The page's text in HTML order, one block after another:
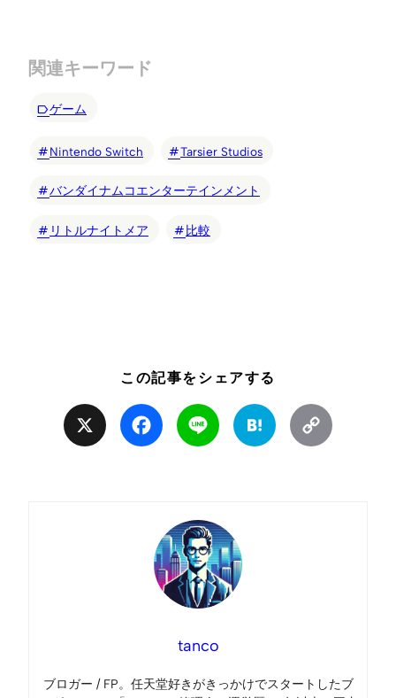
関連キーワード
ゲーム
Nintendo Switch Tarsier Studios
バンダイナムコエンターテインメント
リトルナイトメア 比較
この記事をシェアする
Facebook Line Hatena
tanco
ブロガー / FP。任天堂好きがきっかけでスタートしたブ